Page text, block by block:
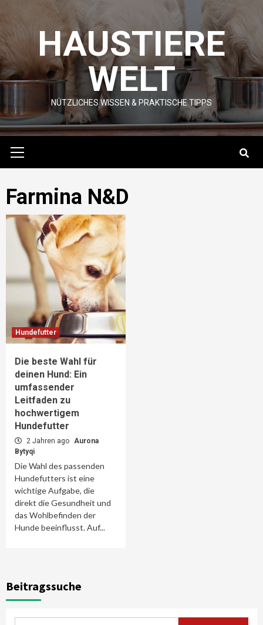
content HAUSTIERE
WELT
NÜTZLICHES WISSEN & PRAKTISCHE TIPPS
Menu
Farmina N&D
Hundefutter
Die beste Wahl für
deinen Hund: Ein
umfassender
Leitfaden zu
hochwertigem
Hundefutter
2 Jahren ago Aurona
Bytyqi
Die Wahl des passenden
Hundefutters ist eine
wichtige Aufgabe, die
direkt die Gesundheit und
das Wohlbefinden der
Hunde beeinflusst. Auf...
Beitragssuche